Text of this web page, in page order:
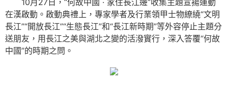
10月27日，“何故中國 · 家住長江邊”收集主題宣揚運動
在漢啟動。啟動典禮上，專家學者及行業領甲士物繚繞“文明
長江”“開放長江”“生態長江”和“長江新時期”等外容停止主題分
送朋友，用長江之美與湖北之變的活潑實行，深入答覆“何故
中國”的時期之問。